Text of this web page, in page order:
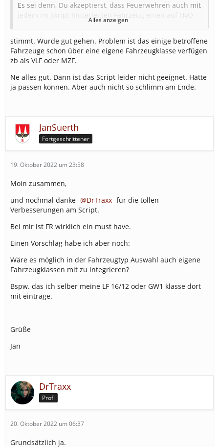
Es sei denn, Du akzeptierst, dass Feuerwehren auch mit
Willst Du allerdings nur bestimmte Einzelfahrzeuge
verschiedener Wehren (Wehr A mit LF, Wehr B mit
MTW,...) dann willst Du zu viel.
Würde aber prima über die "Eigene Fahrzeugklasse"
gehen.
oder den "Wunschnamen"
und dann erstell ne AAO:
Alles anzeigen
stimmt. Würde gut gehen. Problem ist das einige betroffene
Fahrzeuge schon über eine eigene Fahrzeugklasse verfügen
zb als VLF oder MZF.
Ne alles gut. Dann ist das Script leider nicht geeignet. Hätte
ja passen können. Aber auch nicht so schlimm am Ende.
JanSuerth
Fortgeschrittener
19. Oktober 2022 um 23:58
Moin zusammen,
und nochmal danke
DrTraxx für die tollen
Verbesserungen am Script.
Bei mir ist FR wirklich ein must have.
Einen Vorschlag habe ich aber noch:
Wäre es möglich in der Fahrzeugtyp Auswahl auch eigene
Fahrzeugklassen mit zu integrieren?
Bspw. das ich selber meine LF 16/12 oder GW1 klasse dort
mit eintrage.
Grüße
Jan
DrTraxx
Profi
20. Oktober 2022 um 06:37
Grundsätzlich ja.